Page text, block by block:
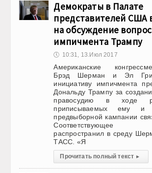
Демократы в Палате
представителей США
на обсуждение вопрос
импичмента Трампу
🕔 10:31, 13.Июл 2017
Американские
Брэд Шерман и Эл
инициативу импичмента
Дональду Трампу за
правосудию в ходе
приписываемых ему и
предвыборной кампании
Соответствующее
распространил в среду
ТАСС. «Я
Прочитать полный текст ▸